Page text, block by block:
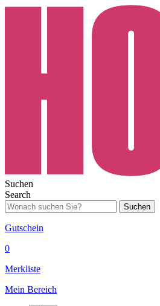
Suchen
Search
Suchen
Gutschein
0
Merkliste
Mein Bereich